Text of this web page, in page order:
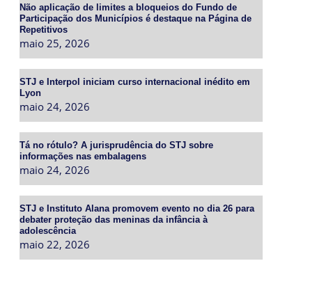
Não aplicação de limites a bloqueios do Fundo de
Participação dos Municípios é destaque na Página de
Repetitivos
maio 25, 2026
STJ e Interpol iniciam curso internacional inédito em
Lyon
maio 24, 2026
Tá no rótulo? A jurisprudência do STJ sobre
informações nas embalagens
maio 24, 2026
STJ e Instituto Alana promovem evento no dia 26 para
debater proteção das meninas da infância à
adolescência
maio 22, 2026